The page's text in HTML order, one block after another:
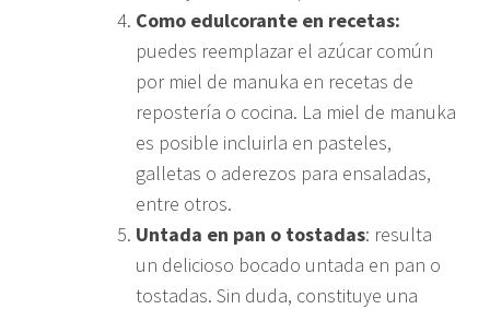
Como edulcorante en recetas:
puedes reemplazar el azúcar común
por miel de manuka en recetas de
repostería o cocina. La miel de manuka
es posible incluirla en pasteles,
galletas o aderezos para ensaladas,
entre otros.
Untada en pan o tostadas: resulta
un delicioso bocado untada en pan o
tostadas. Sin duda, constituye una